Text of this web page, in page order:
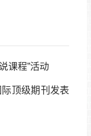
课程”活动
顶级期刊发表